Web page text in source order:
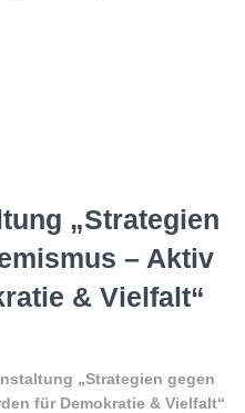
„Strategien
– Aktiv
& Vielfalt“
„Strategien gegen
für Demokratie & Vielfalt“